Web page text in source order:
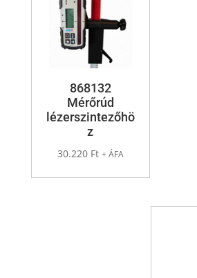
868132
Mérőrúd
lézerszintezőhö
z
30.220 Ft + ÁFA